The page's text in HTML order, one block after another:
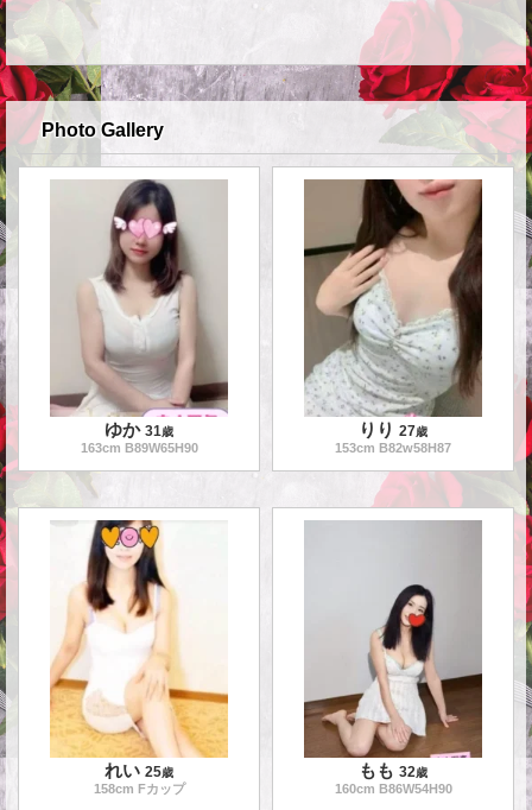
Photo Gallery
ゆか 31歳
163cm B89W65H90
りり 27歳
153cm B82w58H87
れい 25歳
158cm Fカップ
もも 32歳
160cm B86W54H90